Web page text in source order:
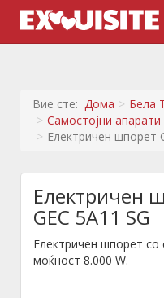
Вие сте: Дома
Бела
Самостојни апарати
Електричен шпорет
Електричен
GEC 5A11 SG
Електричен шпорет со
моќност 8.000 W.